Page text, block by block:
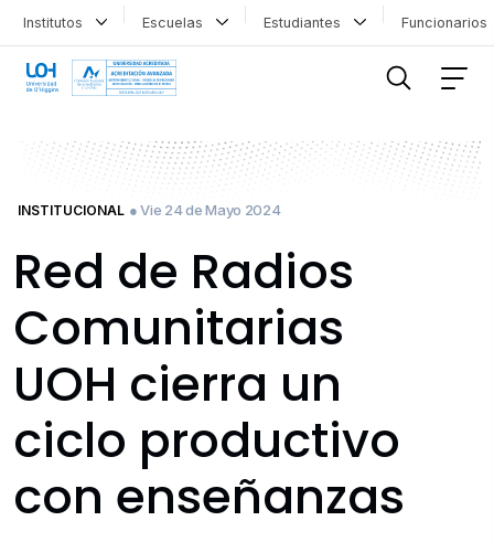
Institutos Escuelas Estudiantes
INSTITUCIONAL ● Vie 24 de Mayo 2024
Red de Radios
Comunitarias
UOH cierra un
ciclo productivo
con enseñanzas